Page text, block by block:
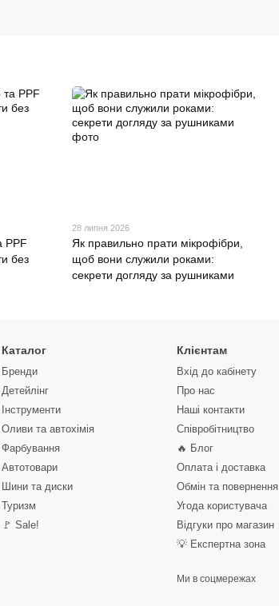
PPF
без
28 липня 2026
Як правильно прати мікрофібри,
щоб вони служили роками:
секрети догляду за рушниками
Каталог
Бренди
Детейлінг
Інструменти
Оливи та автохімія
Фарбування
Автотовари
Шини та диски
Туризм
🚩 Sale!
Клієнтам
Вхід до кабінету
Про нас
Наші контакти
Співробітництво
🔥 Блог
Оплата і доставка
Обмін та повернення
Угода користувача
Відгуки про магазин
💡 Експертна зона
Ми в соцмережах